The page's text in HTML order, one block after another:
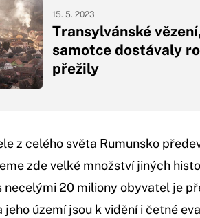
Transylvánské
samotce dostávaly
přežily
15. 5. 2023
z celého světa Rumunsko
zde velké množství jiných
necelými 20 miliony obyvatel je
jeho území jsou k vidění i četné